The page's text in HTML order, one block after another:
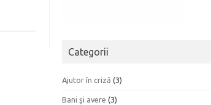
Categorii
Ajutor în criză (3)
Bani şi avere (3)